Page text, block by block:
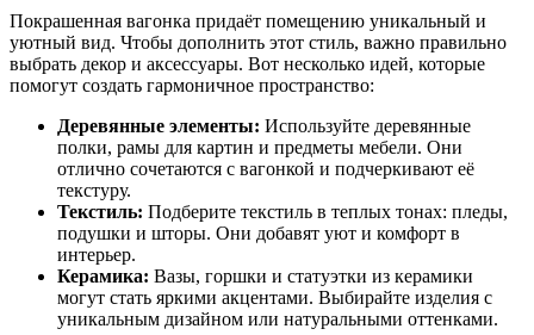
Покрашенная вагонка придаёт помещению уникальный и
уютный вид. Чтобы дополнить этот стиль, важно правильно
выбрать декор и аксессуары. Вот несколько идей, которые
помогут создать гармоничное пространство:
Деревянные элементы: Используйте деревянные
полки, рамы для картин и предметы мебели. Они
отлично сочетаются с вагонкой и подчеркивают её
текстуру.
Текстиль: Подберите текстиль в теплых тонах: пледы,
подушки и шторы. Они добавят уют и комфорт в
интерьер.
Керамика: Вазы, горшки и статуэтки из керамики
могут стать яркими акцентами. Выбирайте изделия с
уникальным дизайном или натуральными оттенками.